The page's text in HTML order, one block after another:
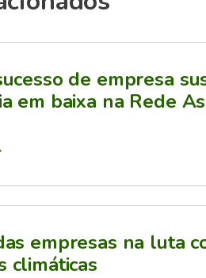
de empresa
em baixa na Rede
empresas na luta
climáticas